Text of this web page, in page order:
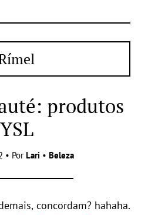
produtos
YSL
• Por Lari • Beleza
concordam? hahaha.